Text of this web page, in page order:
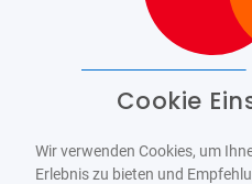
WCAG-2.1-AA
Cookie
Wir verwenden Cookies, um
Erlebnis zu bieten und